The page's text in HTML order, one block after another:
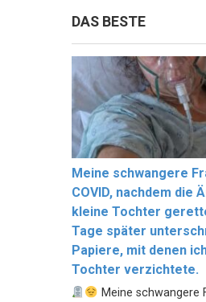
DAS BESTE
Meine schwangere
COVID, nachdem die
kleine Tochter
Tage später
Papiere, mit denen
Tochter verzichtete.
Meine schwangere